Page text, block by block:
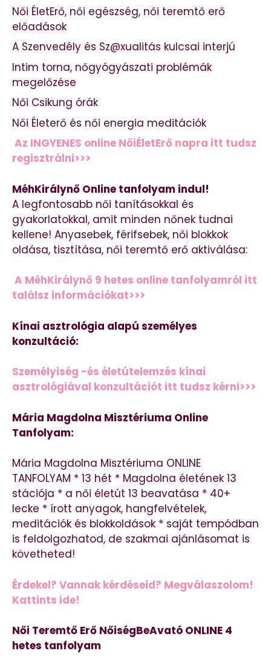
Női ÉletErő, női egészség, női teremtő erő
előadások
A Szenvedély és Sz@xualitás kulcsai interjú
Intim torna, nőgyógyászati problémák
megelőzése
Női Csikung órák
Női Életerő és női energia meditációk
Az INGYENES online NőiÉletErő napra itt tudsz
regisztrálni>>>
MéhKirálynő Online tanfolyam indul!
A legfontosabb női tanításokkal és
gyakorlatokkal, amit minden nőnek tudnai
kellene! Anyasebek, férifsebek, női blokkok
oldása, tisztítása, női teremtő erő aktiválása:
A MéhKirálynő 9 hetes online tanfolyamról itt
találsz információkat>>>
Kínai asztrológia alapú személyes
konzultáció:
Személyiség -és életútelemzés kínai
asztrológiával konzultációt itt tudsz kérni>>>
Mária Magdolna Misztériuma Online
Tanfolyam:
Mária Magdolna Misztériuma ONLINE
TANFOLYAM * 13 hét * Magdolna életének 13
stációja * a női életút 13 beavatása * 40+
lecke * írott anyagok, hangfelvételek,
meditációk és blokkoldások * saját tempódban
is feldolgozhatod, de szakmai ajánlásomat is
követheted!
Érdekel? Vannak kérdéseid? Megválaszolom!
Kattints ide!
Női Teremtő Erő NőiségBeAvató ONLINE 4
hetes tanfolyam